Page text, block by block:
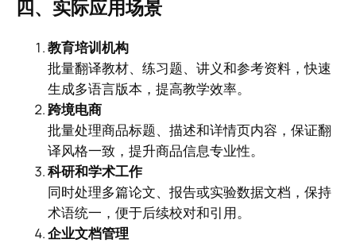
四、实际应用场景
教育培训机构
批量翻译教材、练习题、讲义和参考资料，快速
生成多语言版本，提高教学效率。
跨境电商
批量处理商品标题、描述和详情页内容，保证翻
译风格一致，提升商品信息专业性。
科研和学术工作
同时处理多篇论文、报告或实验数据文档，保持
术语统一，便于后续校对和引用。
企业文档管理